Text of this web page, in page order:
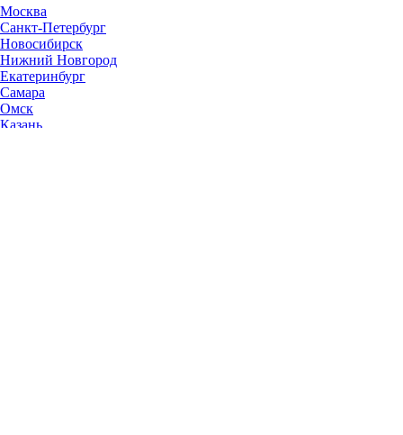
Москва
Санкт-Петербург
Новосибирск
Нижний Новгород
Екатеринбург
Самара
Омск
Казань